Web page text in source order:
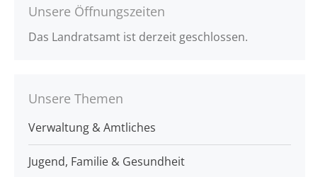
Unsere Öffnungszeiten
Das Landratsamt ist derzeit geschlossen.
Unsere Themen
Verwaltung & Amtliches
Jugend, Familie & Gesundheit